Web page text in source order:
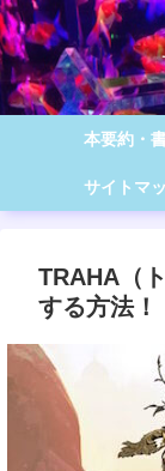
本要約・
サイトマ
TRAHA（
する方法！